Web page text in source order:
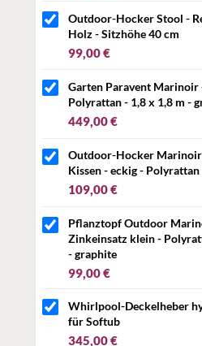
Outdoor-Hocker Stool -
Holz - Sitzhöhe 40 cm
99,00 €
Garten Paravent Marinoir
Polyrattan - 1,8 x 1,8 m -
449,00 €
Outdoor-Hocker
Kissen - eckig -
109,00 €
Pflanztopf Outdoor
Zinkeinsatz klein -
- graphite
99,00 €
Whirlpool-Deckelheber
für Softub
345,00 €